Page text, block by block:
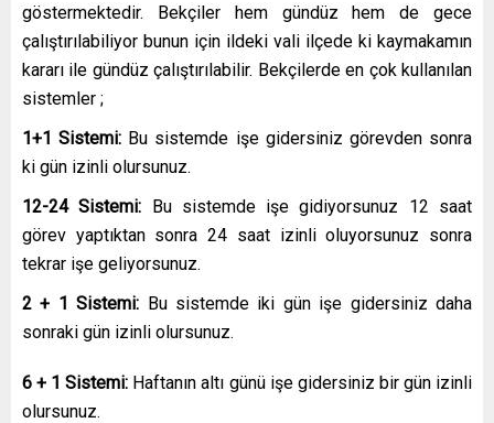
göstermektedir. Bekçiler hem gündüz hem de gece
çalıştırılabiliyor bunun için ildeki vali ilçede ki kaymakamın
kararı ile gündüz çalıştırılabilir. Bekçilerde en çok kullanılan
sistemler ;
1+1 Sistemi: Bu sistemde işe gidersiniz görevden sonra
ki gün izinli olursunuz.
12-24 Sistemi: Bu sistemde işe gidiyorsunuz 12 saat
görev yaptıktan sonra 24 saat izinli oluyorsunuz sonra
tekrar işe geliyorsunuz.
2 + 1 Sistemi: Bu sistemde iki gün işe gidersiniz daha
sonraki gün izinli olursunuz.
6 + 1 Sistemi: Haftanın altı günü işe gidersiniz bir gün izinli
olursunuz.